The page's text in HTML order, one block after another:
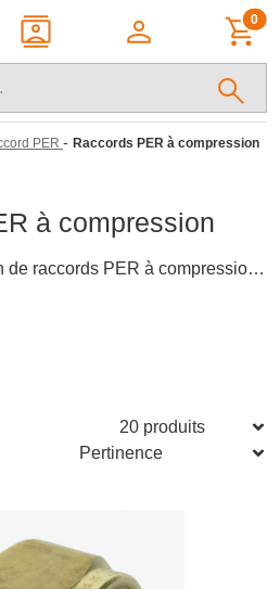
0
PER - Raccords PER à compression
à compression
Visualisez notre sélection de raccords PER à compression, essentiels pour assurer des connexions fiables et durables dans vos installations de plomberie. Ces raccords, adaptés aux tubes PER, sont disponibles en différentes tailles pour répondre aux exigences spécifiques de chaque projet. Idéals pour les professionnels et les bricoleurs avertis, ils garantissent une étanchéité optimale et une installation simplifiée.